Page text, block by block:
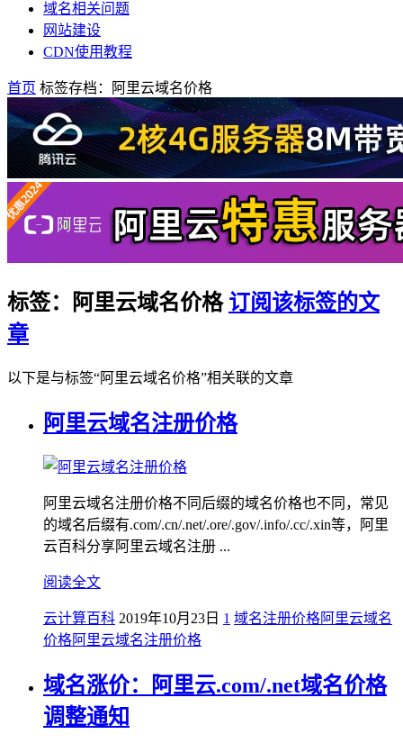
域名相关问题
网站建设
CDN使用教程
首页 标签存档：阿里云域名价格
标签：阿里云域名价格 订阅该标签的文
章
以下是与标签“阿里云域名价格”相关联的文章
阿里云域名注册价格
阿里云域名注册价格不同后缀的域名价格也不同，常见
的域名后缀有.com/.cn/.net/.ore/.gov/.info/.cc/.xin等，阿里
云百科分享阿里云域名注册 ...
阅读全文
云计算百科 2019年10月23日 1 域名注册价格阿里云域名
价格阿里云域名注册价格
域名涨价：阿里云.com/.net域名价格
调整通知